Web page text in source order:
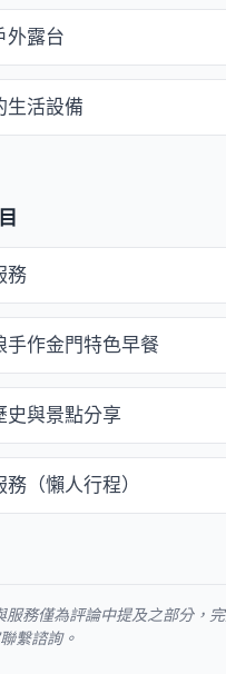
外露台
生活設備
務
手作金門特色早餐
史與景點分享
（懶人行程）
服務僅為評論中提及之部分，
繫諮詢。